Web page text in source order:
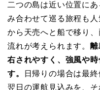
二つの島は近い位置に
み合わせて巡る旅程も
から天売へと船で移り
流れが考えられます。 離
右されやすく、強風や
す。
日帰りの場合は最
翌日の運航見込みを、